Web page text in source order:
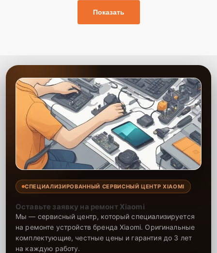
Показать
СПЕЦИАЛИЗИРОВАННЫЙ СЕРВИСНЫЙ ЦЕНТР XIAOMI
Оставьте заявку на ремонт Xiaomi
Мы — сервисный центр, который специализируется
на ремонте устройств бренда Xiaomi. Оригинальные
комплектующие, честные цены и гарантия до 3 лет
на каждую работу.